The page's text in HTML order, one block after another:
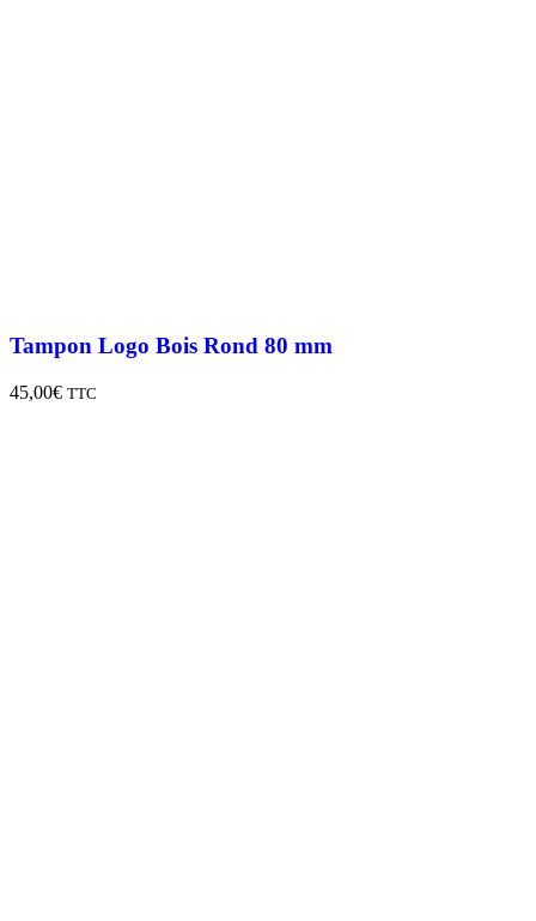
Tampon Logo Bois Rond 80 mm
45,00€ TTC